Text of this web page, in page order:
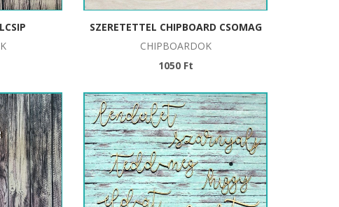
SZERETETTEL CHIPBOARD CSOMAG
CHIPBOARDOK
1050 Ft